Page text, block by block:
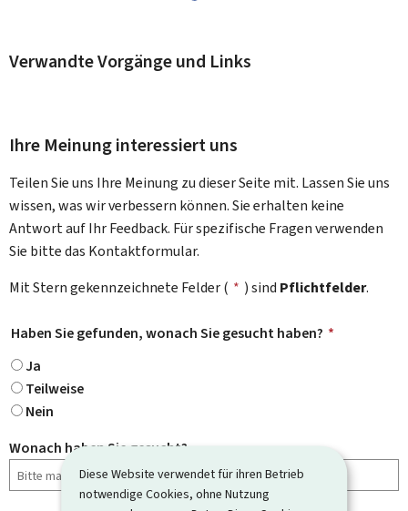
Diese Website verwendet für ihren Betrieb
notwendige Cookies, ohne Nutzung
Verwandte Vorgänge und Links
Ihre Meinung interessiert uns
Teilen Sie uns Ihre Meinung zu dieser Seite mit. Lassen Sie uns
wissen, was wir verbessern können. Sie erhalten keine
Antwort auf Ihr Feedback. Für spezifische Fragen verwenden
Sie bitte das Kontaktformular.
Mit Stern gekennzeichnete Felder ( * ) sind Pflichtfelder.
Haben Sie gefunden, wonach Sie gesucht haben? *
Ja
Teilweise
Nein
Wonach haben Sie gesucht?